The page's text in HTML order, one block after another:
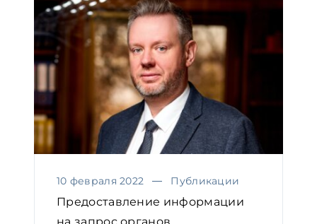
10 февраля 2022 Публикации
Предоставление информации